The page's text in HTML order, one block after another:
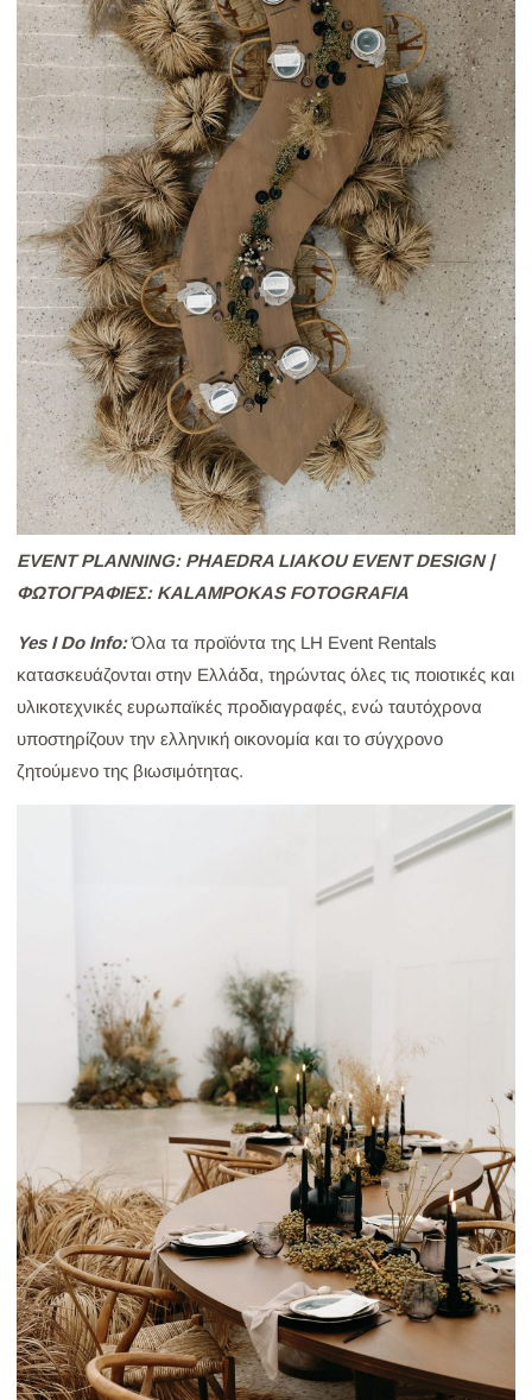
EVENT PLANNING: PHAEDRA LIAKOU EVENT DESIGN |
ΦΩΤΟΓΡΑΦΙEΣ: KALAMPOKAS FOTOGRAFIA
Yes I Do Info:Όλα τα προϊόντα της LH Event Rentals
κατασκευάζονται στην Ελλάδα, τηρώντας όλες τις ποιοτικές και
υλικοτεχνικές ευρωπαϊκές προδιαγραφές, ενώ ταυτόχρονα
υποστηρίζουν την ελληνική οικονομία και το σύγχρονο
ζητούμενο της βιωσιμότητας.